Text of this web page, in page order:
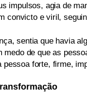
impulsos, agia de
convicto e viril,
sentia que havia
medo de que as
pessoa forte, firme,